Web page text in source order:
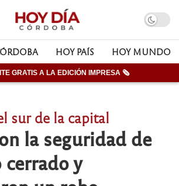
HOY PAÍS HOY MUNDO
GRATIS A LA EDICIÓN IMPRESA 🗞
sur de la capital
la seguridad de
y